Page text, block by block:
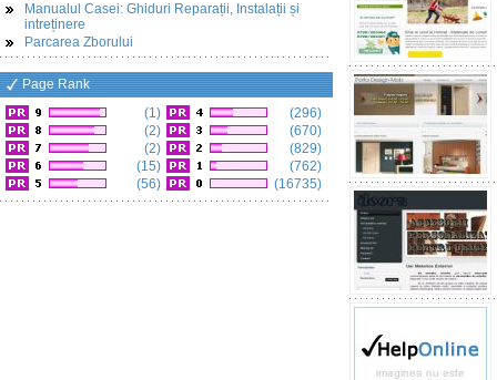
Manualul Casei: Ghiduri Reparații, Instalații și
intreținere
Parcarea Zborului
Page Rank
(1)
(2)
(2)
(15)
(56)
(296)
(670)
(829)
(762)
(16735)